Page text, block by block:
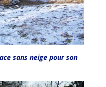
sans neige pour son